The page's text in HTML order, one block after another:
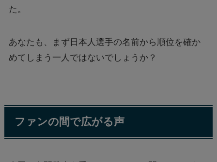
た。
あなたも、まず日本人選手の名前から順位を確か
めてしまう一人ではないでしょうか？
ファンの間で広がる声